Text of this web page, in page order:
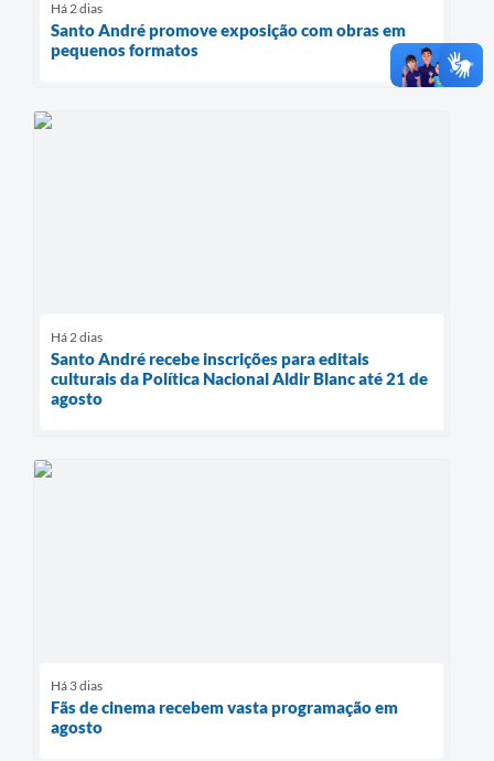
Há 2 dias
Santo André promove exposição com obras em
pequenos formatos
Há 2 dias
Santo André recebe inscrições para editais
culturais da Política Nacional Aldir Blanc até 21 de
agosto
Há 3 dias
Fãs de cinema recebem vasta programação em
agosto